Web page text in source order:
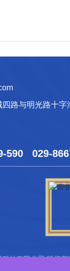
路与明光路十字
590 029-
技有限公司 版权所